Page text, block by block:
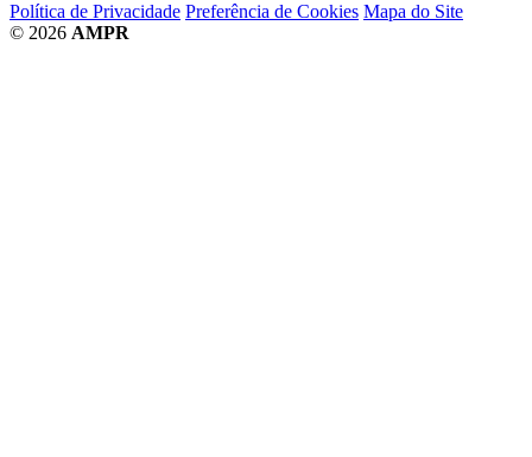
Política de Privacidade Preferência de Cookies Mapa do Site
© 2026 AMPR